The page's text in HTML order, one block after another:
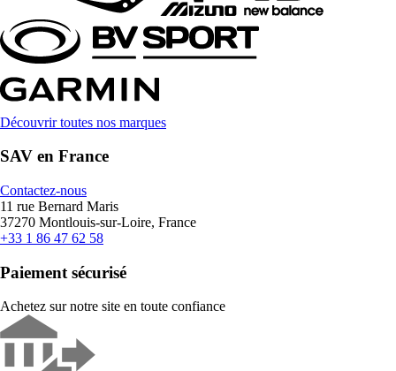
Découvrir toutes nos marques
SAV en France
Contactez-nous
11 rue Bernard Maris
37270 Montlouis-sur-Loire, France
+33 1 86 47 62 58
Paiement sécurisé
Achetez sur notre site en toute confiance